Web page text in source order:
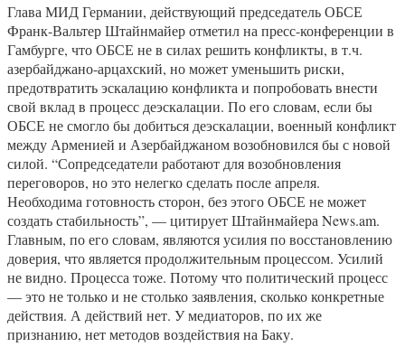
Глава МИД Германии, действующий председатель ОБСЕ
Франк-Вальтер Штайнмайер отметил на пресс-конференции в
Гамбурге, что ОБСЕ не в силах решить конфликты, в т.ч.
азербайджано-арцахский, но может уменьшить риски,
предотвратить эскалацию конфликта и попробовать внести
свой вклад в процесс деэскалации. По его словам, если бы
ОБСЕ не смогло бы добиться деэскалации, военный конфликт
между Арменией и Азербайджаном возобновился бы с новой
силой. “Сопредседатели работают для возобновления
переговоров, но это нелегко сделать после апреля.
Необходима готовность сторон, без этого ОБСЕ не может
создать стабильность”, — цитирует Штайнмайера News.am.
Главным, по его словам, являются усилия по восстановлению
доверия, что является продолжительным процессом. Усилий
не видно. Процесса тоже. Потому что политический процесс
— это не только и не столько заявления, сколько конкретные
действия. А действий нет. У медиаторов, по их же
признанию, нет методов воздействия на Баку.